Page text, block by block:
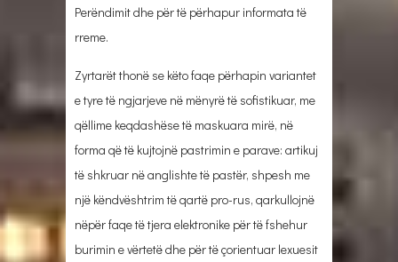
Perëndimit dhe për të përhapur informata të
rreme.
Zyrtarët thonë se këto faqe përhapin variantet
e tyre të ngjarjeve në mënyrë të sofistikuar, me
qëllime keqdashëse të maskuara mirë, në
forma që të kujtojnë pastrimin e parave: artikuj
të shkruar në anglishte të pastër, shpesh me
një këndvështrim të qartë pro-rus, qarkullojnë
nëpër faqe të tjera elektronike për të fshehur
burimin e vërtetë dhe për të çorientuar lexuesit